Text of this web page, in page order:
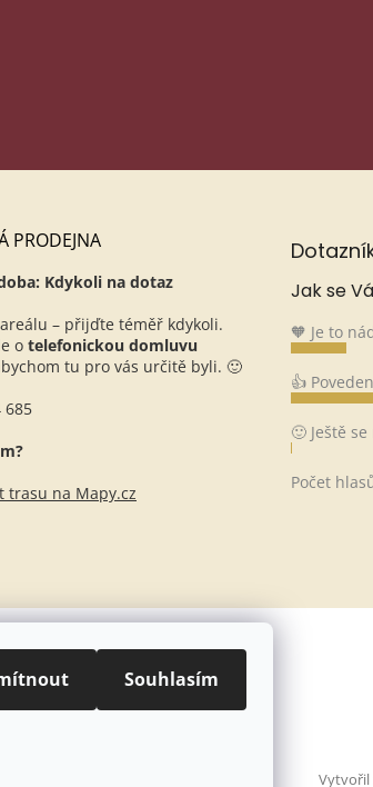
Souhlasím
PRODEJNA
Kdykoli na dotaz
– přijďte téměř kdykoli.
o telefonickou domluvu
tu pro vás určitě byli. 🙂
685
trasu na Mapy.cz
Jak se
🧡 Je to
👍
🙂 Ještě
Počet
Vytvořil